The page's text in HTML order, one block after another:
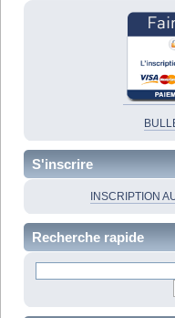
S'inscrire
INSCRIPTION
Recherche rapide